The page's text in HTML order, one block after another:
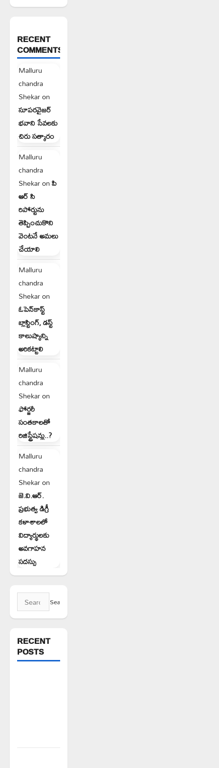
RECENT
COMMENTS
Malluru
chandra
Shekaron
సూపరవైజర్
భవాని సేవలకు
చిరు సత్కారం
Malluru
chandra
Shekaronపి
ఆర్ సి
రిపోర్టును
తెప్పించుకొని
వెంటనే అమలు
చేయాలి
Malluru
chandra
Shekaron
ఓపెన్‌కాస్ట్
బ్లాస్టింగ్, డస్ట్
కాలుష్యాన్ని
అరికట్టాలి
Malluru
chandra
Shekaron
ఫోర్జరీ
సంతకాలతో
రిజిస్ట్రేషన్లు..?
Malluru
chandra
Shekaron
జె.వి.ఆర్.
ప్రభుత్వ డిగ్రీ
కళాశాలలో
విద్యార్థులకు
అవగాహన
సదస్సు
Search
for:
RECENT
POSTS